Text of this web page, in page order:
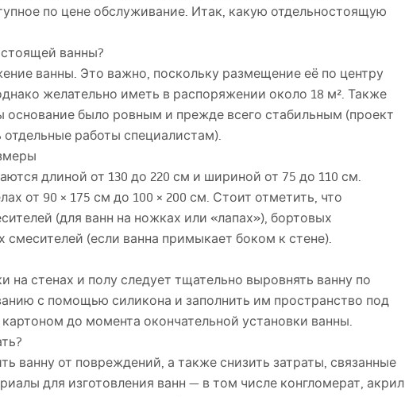
по цене обслуживание. Итак, какую отдельностоящую
ванны?
ванны. Это важно, поскольку размещение её по центру
желательно иметь в распоряжении около 18 м². Также
было ровным и прежде всего стабильным (проект
работы специалистам).
длиной от 130 до 220 см и шириной от 75 до 110 см.
от 90 × 175 см до 100 × 200 см. Стоит отметить, что
(для ванн на ножках или «лапах»), бортовых
(если ванна примыкает боком к стене).
стенах и полу следует тщательно выровнять ванну по
с помощью силикона и заполнить им пространство под
до момента окончательной установки ванны.
ванну от повреждений, а также снизить затраты, связанные
для изготовления ванн — в том числе конгломерат, акрил